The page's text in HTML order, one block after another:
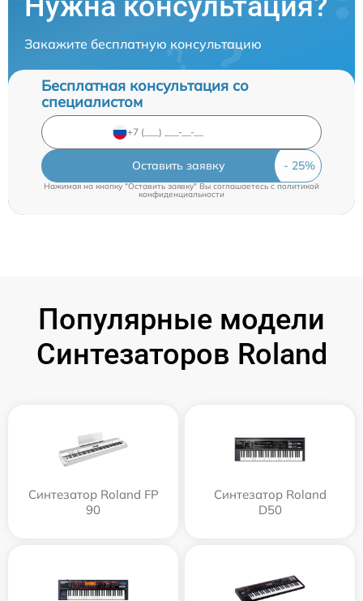
Закажите бесплатную консультацию
Бесплатная консультация со
специалистом
Оставить заявку
Нажимая на кнопку "Оставить заявку" Вы соглашаетесь cполитикой
конфиденциальности
Популярные модели
Синтезаторов Roland
Синтезатор Roland FP
90
Синтезатор Roland
D50